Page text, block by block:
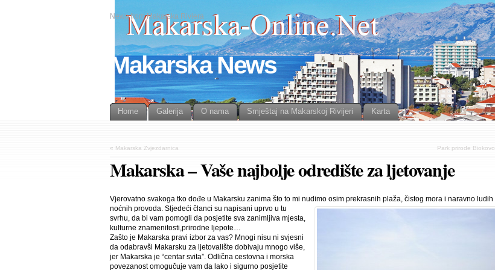
News from Makarska Riviera
Makarska News
Home Galerija O nama Smještaj na Makarskoj Rivijeri Karta
« Makarska Zvjezdarnica Park prirode Biokovo
Makarska – Vaše najbolje odredište za ljetovanje
Vjerovatno svakoga tko dođe u Makarsku zanima što to mi nudimo osim prekrasnih plaža, čistog mora i naravno ludih
noćnih provoda. Sljedeći članci su napisani uprvo u tu
svrhu, da bi vam pomogli da posjetite sva zanimljiva mjesta,
kulturne znamenitosti,prirodne ljepote…
Zašto je Makarska pravi izbor za vas? Mnogi nisu ni svjesni
da odabravši Makarsku za ljetovalište dobivaju mnogo više,
jer Makarska je “centar svita”. Odlična cestovna i morska
povezanost omogučuje vam da lako i sigurno posjetite